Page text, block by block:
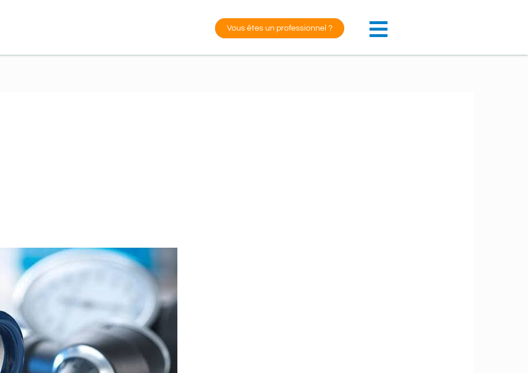
Vous êtes un professionnel ?